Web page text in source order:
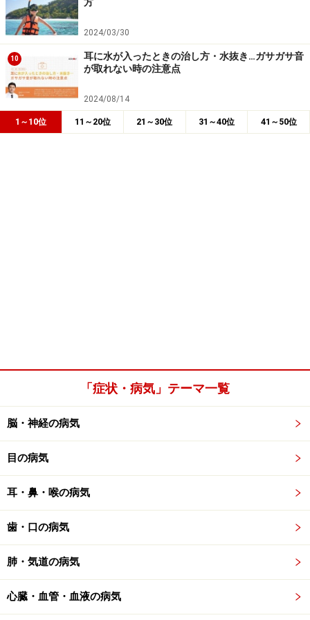
2024/03/30
10
耳に水が入ったときの治し方・水抜き…ガサガサ音
が取れない時の注意点
2024/08/14
1～10位 11～20位 21～30位 31～40位 41～50位
「症状・病気」テーマ一覧
脳・神経の病気
目の病気
耳・鼻・喉の病気
歯・口の病気
肺・気道の病気
心臓・血管・血液の病気